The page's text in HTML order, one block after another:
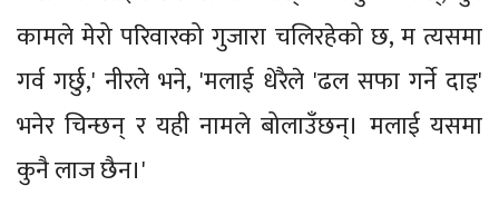
कामले मेरो परिवारको गुजारा चलिरहेको छ, म त्यसमा
गर्व गर्छु,' नीरले भने, 'मलाई धेरैले 'ढल सफा गर्ने दाइ'
भनेर चिन्छन् र यही नामले बोलाउँछन्। मलाई यसमा
कुनै लाज छैन।'